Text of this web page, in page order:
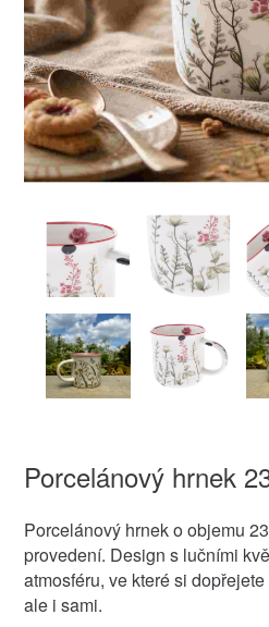
Porcelánový hrnek
Porcelánový hrnek o objemu
provedení. Design s lučními
atmosféru, ve které si
ale i sami.